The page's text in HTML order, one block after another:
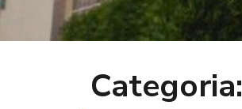
Categoria: